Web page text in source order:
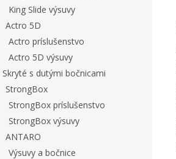
King Slide výsuvy
Actro 5D
Actro príslušenstvo
Actro 5D výsuvy
Skryté s dutými bočnicami
StrongBox
StrongBox príslušenstvo
StrongBox výsuvy
ANTARO
Výsuvy a bočnice